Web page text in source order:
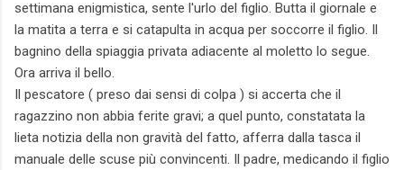
settimana enigmistica, sente l'urlo del figlio. Butta il giornale e
la matita a terra e si catapulta in acqua per soccorre il figlio. Il
bagnino della spiaggia privata adiacente al moletto lo segue.
Ora arriva il bello.
Il pescatore ( preso dai sensi di colpa ) si accerta che il
ragazzino non abbia ferite gravi; a quel punto, constatata la
lieta notizia della non gravità del fatto, afferra dalla tasca il
manuale delle scuse più convincenti. Il padre, medicando il figlio